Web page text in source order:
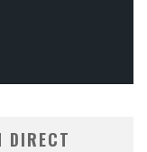
DIRECT